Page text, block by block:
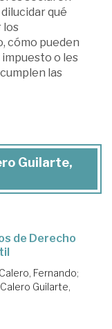
qué
los
cómo pueden
o les
las
Guilarte,
de Derecho
Fernando;
Guilarte,